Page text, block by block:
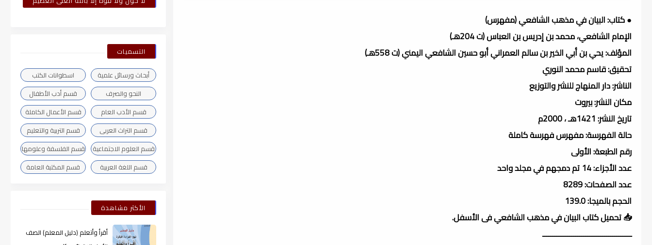
● كتاب: البيان في مذهب الشافعي (مفهرس)
الإمام الشافعي، محمد بن إدريس بن العباس (ت 204هـ)
المؤلف: يحي بن أبي الخير بن سالم العمراني أبو حسين الشافعي اليمني (ت 558هـ)
تحقيق: قاسم محمد النوري
الناشر: دار المنهاج للنشر والتوزيع
مكان النشر: بيروت
تاريخ النشر: 1421هـ ، 2000م
حالة الفهرسة: مفهرس فهرسة كاملة
رقم الطبعة: الأولى
عدد الأجزاء: 14 تم دمجهم في مجلد واحد
عدد الصفحات: 8289
الحجم بالميجا: 139.0
📥 تحميل كتاب البيان في مذهب الشافعي فى الأسفل.
ــــــــــــــــــــــــــــــــــــــــــــــ
التسميات
أبحاث ورسائل علمية
اسطوانات الكتب
النحو والصرف
قسم أدب الأطفال
قسم الأدب العام
قسم الأعمال الكاملة
قسم التراث العربى
قسم التربية والتعليم
قسم العلوم الاجتماعية
قسم الفلسفة وعلومها
قسم اللغة العربية
قسم المكتبة العامة
الأكثر مشاهدة
أقرأ وأتعلم (دليل المعلم) الصف